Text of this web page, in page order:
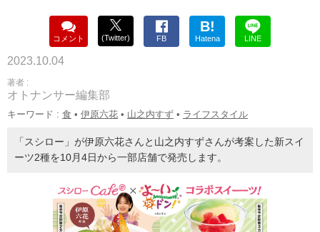
コメント (Twitter) FB
B!
Hatena LINE
2023.10.04
著者 :
オトナンサー編集部
キーワード : 食 • 伊原六花 • 山之内すず • ライフスタイル
「スシロー」が伊原六花さんと山之内すずさんが考案した新スイ
ーツ2種を10月4日から一部店舗で発売します。